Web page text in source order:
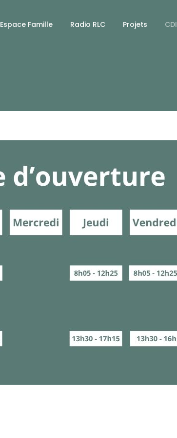
Espace Famille Radio RLC Projets CDI